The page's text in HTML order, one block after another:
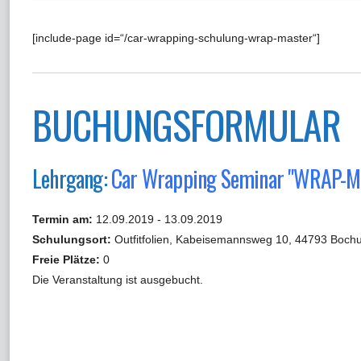
[include-page id=“/car-wrapping-schulung-wrap-master“]
BUCHUNGSFORMULAR
Lehrgang:Car Wrapping Seminar "WRAP-
Termin am: 12.09.2019 - 13.09.2019
Schulungsort: Outfitfolien, Kabeisemannsweg 10, 44793
Freie Plätze: 0
Die Veranstaltung ist ausgebucht.